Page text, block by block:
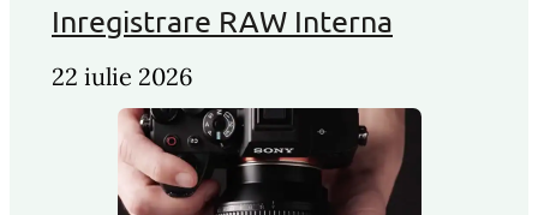
Inregistrare RAW Interna
22 iulie 2026